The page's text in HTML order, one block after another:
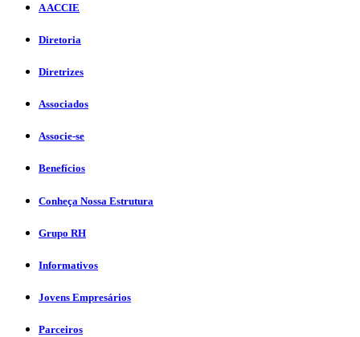
A ACCIE
Diretoria
Diretrizes
Associados
Associe-se
Benefícios
Conheça Nossa Estrutura
Grupo RH
Informativos
Jovens Empresários
Parceiros